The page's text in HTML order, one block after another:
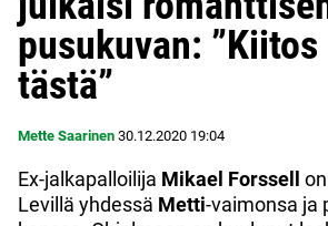
pusukuvan:
tästä”
Mette Saarinen 30.12.2020 19:04
Ex-jalkapalloilija Mikael Forssell
Levillä yhdessä Metti-vaimonsa ja